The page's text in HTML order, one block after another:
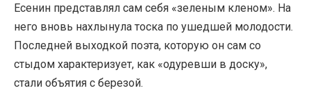
Есенин представлял сам себя «зеленым кленом». На
него вновь нахлынула тоска по ушедшей молодости.
Последней выходкой поэта, которую он сам со
стыдом характеризует, как «одуревши в доску»,
стали объятия с березой.